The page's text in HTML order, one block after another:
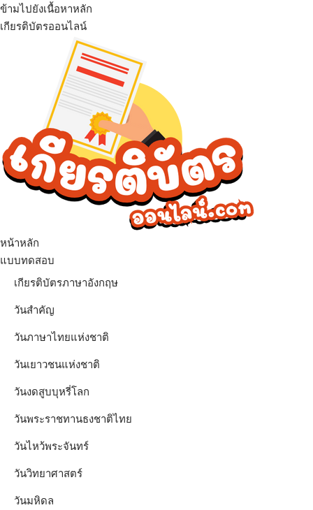
ข้ามไปยังเนื้อหาหลัก
เกียรติบัตรออนไลน์
เมนู
หน้าหลัก
แบบทดสอบ
เกียรติบัตรภาษาอังกฤษ
วันสำคัญ
วันภาษาไทยแห่งชาติ
วันเยาวชนแห่งชาติ
วันงดสูบบุหรี่โลก
วันพระราชทานธงชาติไทย
วันไหว้พระจันทร์​
วันวิทยาศาสตร์
วันมหิดล